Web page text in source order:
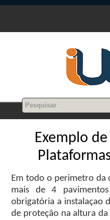
Exemplo
Em todo o perimetro da
mais de 4
obrigatória a instalaçao
de proteção na altura